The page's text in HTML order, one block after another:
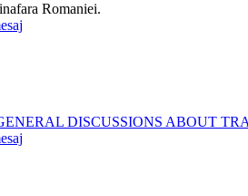
Romaniei.
DISCUSSIONS ABOUT